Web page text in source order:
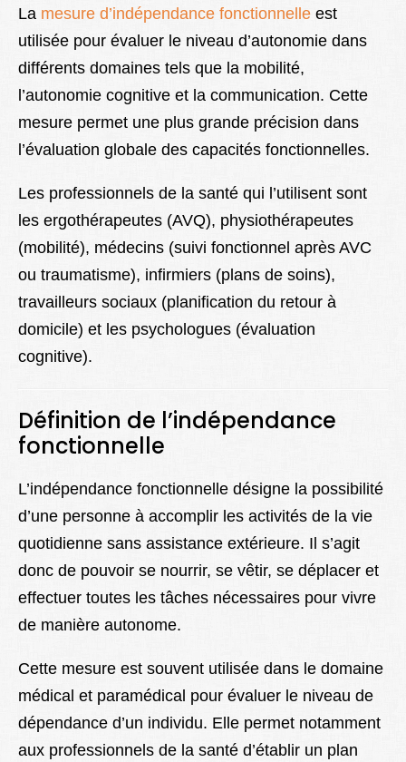
La mesure d’indépendance fonctionnelle est
utilisée pour évaluer le niveau d’autonomie dans
différents domaines tels que la mobilité,
l’autonomie cognitive et la communication. Cette
mesure permet une plus grande précision dans
l’évaluation globale des capacités fonctionnelles.
Les professionnels de la santé qui l’utilisent sont
les ergothérapeutes (AVQ), physiothérapeutes
(mobilité), médecins (suivi fonctionnel après AVC
ou traumatisme), infirmiers (plans de soins),
travailleurs sociaux (planification du retour à
domicile) et les psychologues (évaluation
cognitive).
Définition de l’indépendance
fonctionnelle
L’indépendance fonctionnelle désigne la possibilité
d’une personne à accomplir les activités de la vie
quotidienne sans assistance extérieure. Il s’agit
donc de pouvoir se nourrir, se vêtir, se déplacer et
effectuer toutes les tâches nécessaires pour vivre
de manière autonome.
Cette mesure est souvent utilisée dans le domaine
médical et paramédical pour évaluer le niveau de
dépendance d’un individu. Elle permet notamment
aux professionnels de la santé d’établir un plan